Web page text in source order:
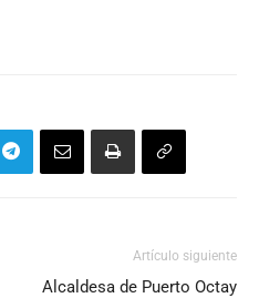
Artículo siguiente
Alcaldesa de Puerto Octay